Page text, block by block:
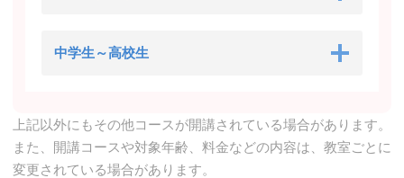
中学生～高校生
上記以外にもその他コースが開講されている場合があります。
また、開講コースや対象年齢、料金などの内容は、教室ごとに
変更されている場合があります。